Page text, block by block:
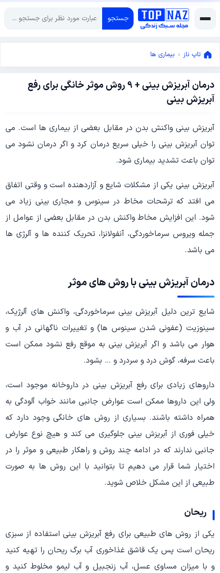
جستجو
تاپ ناز » بیماری ها
درمان آبریزش بینی + 9 روش موثر خانگی برای رفع
آبریزش بینی
سپتامبر
25,
25,
2021
آبریزش بینی واکنش بدن در مقابل بعضی از بیماری ها است. می
توان آبریزش بینی را خیلی سریع درمان کرد و اگر درمان نشود می
توان باعث تشدید بیماری شود.
آبریزش بینی یکی از مشکلات شایع و آزاردهنده است و وقتی اتفاق
می افتد که ترشحات مخاط در سینوس و مجاری بینی زیاد می
شود. این افزایش مخاط واکنش بدن در مقابل بعضی از عوامل از
جمله ویروس سرماخوردگی، آنفولانزا، تحریک کننده ها و آلرژی ها
می باشد.
درمان آبریزش بینی با روش های موثر
شایع ترین دلیل آبریزش بینی سرماخوردگی، واکنش های آلرژیک،
سینوزیت (عفونی شدن سینوس ها) و تغییرات ناگهانی در آب و
هوار می باشد و اگر آبریزش بینی به موقع رفع نشود ممکن است
باعث سرفه، گوش درد و سردرد و … بشود.
داروهای زیادی برای رفع آبریزش بینی در داروخانه موجود است،
ولی این داروها ممکن است عوارض جانبی مانند خواب آلودگی به
همراه داشته باشند. بسیاری از روش های خانگی وجود دارد که
خیلی فوری از آبریزش بینی جلوگیری می کند و هیچ نوع عوارض
جانبی ندارند که در ادامه چند روش و راهکار طبیعی و موثر را در
اختیار شما قرار می دهیم تا بتوانید با این روش ها به صورت
طبیعی از این مشکل خلاص شوید.
ریحان
یکی از روش های طبیعی برای رفع آبریزش بینی استفاده از سبزی
ریحان است پس یک قاشق غذاخوری آب برگ ریحان را تهیه کنید
و با میزان مساوی عسل، آب زنجبیل و آب لیمو مخلوط کنید و